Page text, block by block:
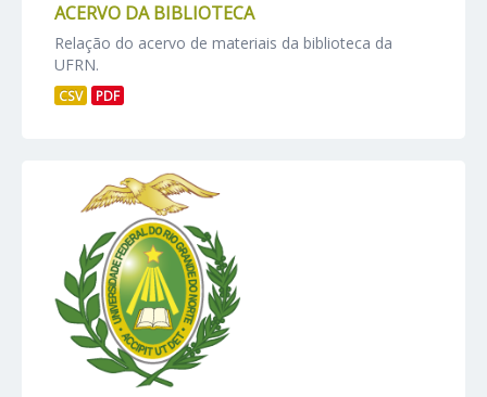
ACERVO DA BIBLIOTECA
Relação do acervo de materiais da biblioteca da
UFRN.
CSV PDF